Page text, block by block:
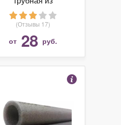
вспененного каучука
ST 20/9
(Отзывы 17)
от 28 руб.